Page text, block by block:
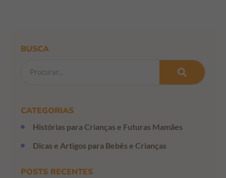
BUSCA
CATEGORIAS
Histórias para Crianças e Futuras Mamães
Dicas e Artigos para Bebês e Crianças
POSTS RECENTES